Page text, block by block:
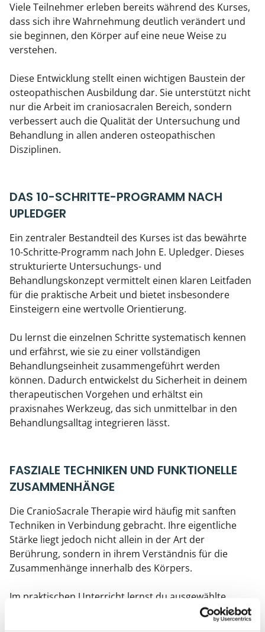
Viele Teilnehmer erleben bereits während des Kurses,
dass sich ihre Wahrnehmung deutlich verändert und
sie beginnen, den Körper auf eine neue Weise zu
verstehen.
Diese Entwicklung stellt einen wichtigen Baustein der
osteopathischen Ausbildung dar. Sie unterstützt nicht
nur die Arbeit im craniosacralen Bereich, sondern
verbessert auch die Qualität der Untersuchung und
Behandlung in allen anderen osteopathischen
Disziplinen.
DAS 10-SCHRITTE-PROGRAMM NACH
UPLEDGER
Ein zentraler Bestandteil des Kurses ist das bewährte
10-Schritte-Programm nach John E. Upledger. Dieses
strukturierte Untersuchungs- und
Behandlungskonzept vermittelt einen klaren Leitfaden
für die praktische Arbeit und bietet insbesondere
Einsteigern eine wertvolle Orientierung.
Du lernst die einzelnen Schritte systematisch kennen
und erfährst, wie sie zu einer vollständigen
Behandlungseinheit zusammengeführt werden
können. Dadurch entwickelst du Sicherheit in deinem
therapeutischen Vorgehen und erhältst ein
praxisnahes Werkzeug, das sich unmittelbar in den
Behandlungsalltag integrieren lässt.
FASZIALE TECHNIKEN UND FUNKTIONELLE
ZUSAMMENHÄNGE
Die CranioSacrale Therapie wird häufig mit sanften
Techniken in Verbindung gebracht. Ihre eigentliche
Stärke liegt jedoch nicht allein in der Art der
Berührung, sondern in ihrem Verständnis für die
Zusammenhänge innerhalb des Körpers.
Im praktischen Unterricht lernst du ausgewählte
fasziale Techniken kennen, mit denen funktionelle
Einschränkungen untersucht und behandelt werden